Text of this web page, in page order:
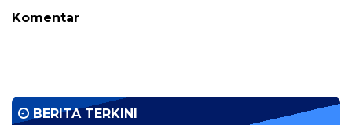
Komentar
BERITA TERKINI